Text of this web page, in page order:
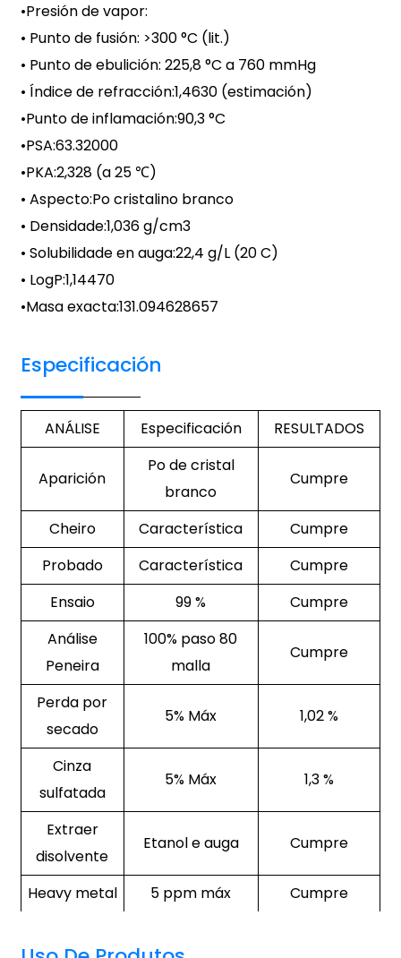
•Presión de vapor:
• Punto de fusión: >300 °C (lit.)
• Punto de ebulición: 225,8 °C a 760 mmHg
• Índice de refracción:1,4630 (estimación)
•Punto de inflamación:90,3 °C
•PSA:63.32000
•PKA:2,328 (a 25 ℃)
• Aspecto:Po cristalino branco
• Densidade:1,036 g/cm3
• Solubilidade en auga:22,4 g/L (20 C)
• LogP:1,14470
•Masa exacta:131.094628657
Especificación
ANÁLISE Especificación RESULTADOS
Aparición
Po de cristal
branco
Cumpre
Cheiro Característica
Cumpre
Probado
Característica
Cumpre
Ensaio
99 %
Cumpre
Análise
Peneira
100% paso 80
malla
Cumpre
Perda por
secado
5% Máx 1,02 %
Cinza
sulfatada
5% Máx 1,3 %
Extraer
disolvente
Etanol e auga Cumpre
Heavy metal 5 ppm máx Cumpre